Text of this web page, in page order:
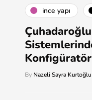
i̇nce yapı
By Nazeli Sayra Kurtoğlu